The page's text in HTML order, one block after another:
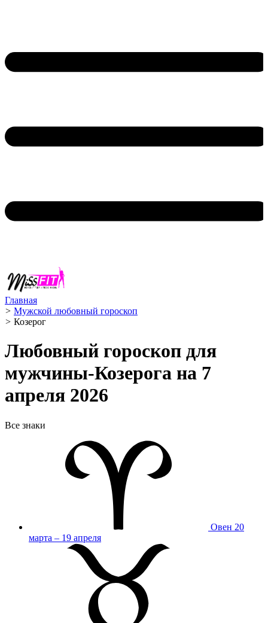
Главная
> Мужской любовный гороскоп
> Козерог ️
Любовный гороскоп для
мужчины-Козерога на 7
апреля 2026
Все знаки
Овен 20
марта – 19 апреля